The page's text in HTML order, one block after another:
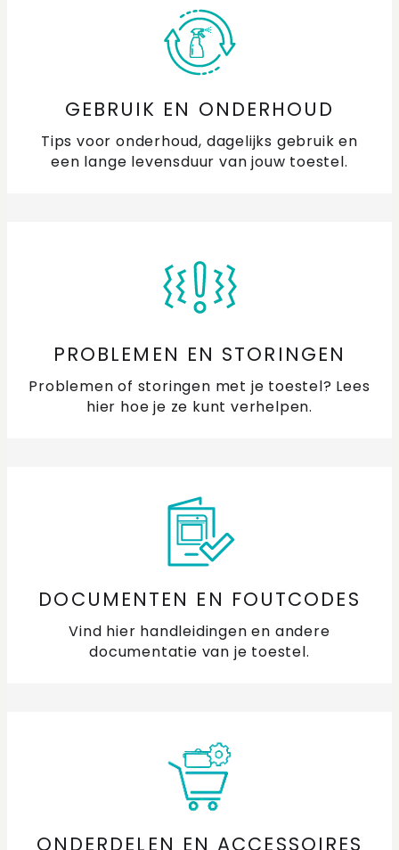
GEBRUIK EN ONDERHOUD
Tips voor onderhoud, dagelijks gebruik en
een lange levensduur van jouw toestel.
PROBLEMEN EN STORINGEN
Problemen of storingen met je toestel? Lees
hier hoe je ze kunt verhelpen.
DOCUMENTEN EN FOUTCODES
Vind hier handleidingen en andere
documentatie van je toestel.
ONDERDELEN EN ACCESSOIRES